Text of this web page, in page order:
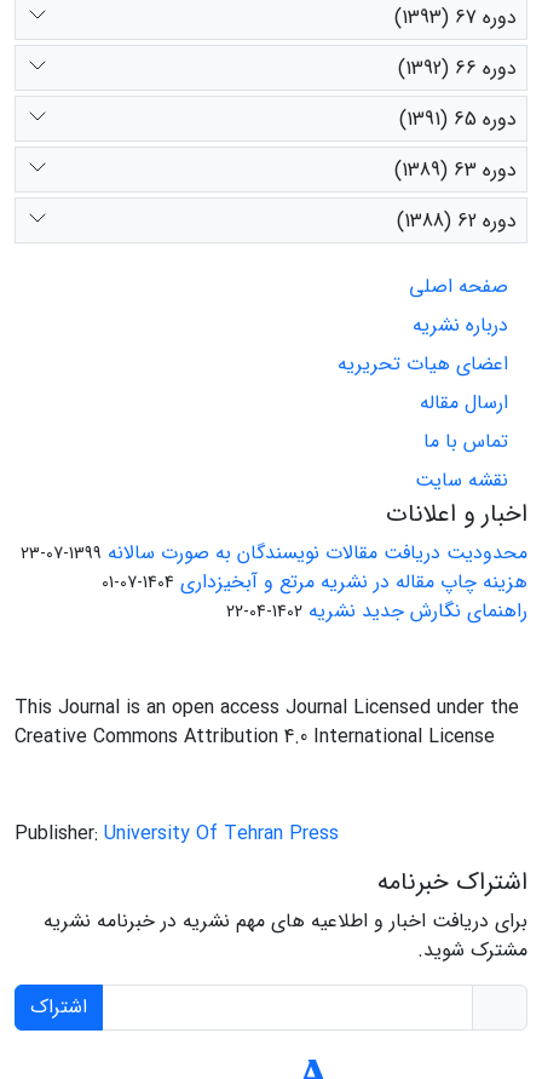
دوره 67 (1393)
دوره 66 (1392)
دوره 65 (1391)
دوره 63 (1389)
دوره 62 (1388)
صفحه اصلی
درباره نشریه
اعضای هیات تحریریه
ارسال مقاله
تماس با ما
نقشه سایت
اخبار و اعلانات
محدودیت دریافت مقالات نویسندگان به صورت سالانه 1399-07-23
هزینه چاپ مقاله در نشریه مرتع و آبخیزداری 1404-07-01
راهنمای نگارش جدید نشریه 1402-04-22
This Journal is an open access Journal Licensed under the
Creative Commons Attribution 4.0 International License
Publisher: University Of Tehran Press
اشتراک خبرنامه
برای دریافت اخبار و اطلاعیه های مهم نشریه در خبرنامه نشریه
مشترک شوید.
اشتراک